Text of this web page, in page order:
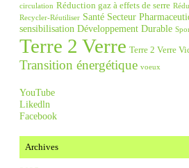
circulation Réduction gaz à effets de serre
Recycler-Réutiliser Santé Secteur
sensibilisation Développement Durable
Terre 2 Verre Terre 2 Verre
Transition énergétique voeux
YouTube
Likedln
Facebook
Archives